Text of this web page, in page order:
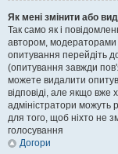
Як мені змінити або
Так само як і
автором, модераторами
опитування перейдіть
(опитування завжди
можете видалити
відповіді, але якщо
адміністратори можуть
для того, щоб ніхто не
голосування
Догори